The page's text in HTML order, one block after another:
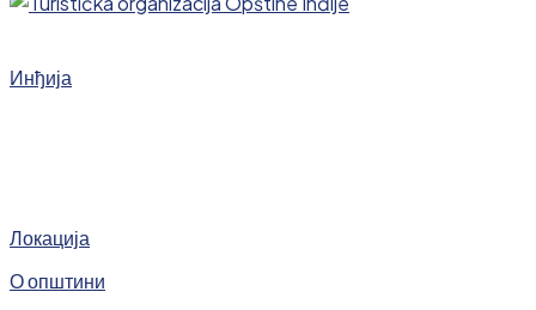
Инђија
Локација
О општини